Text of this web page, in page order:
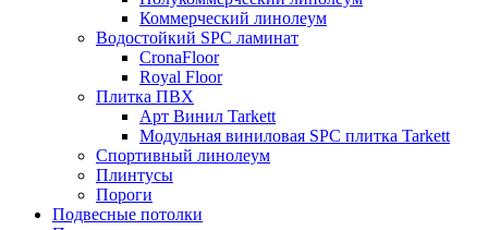
Коммерческий линолеум
Водостойкий SPC ламинат
CronaFloor
Royal Floor
Плитка ПВХ
Арт Винил Tarkett
Модульная виниловая SPC плитка Tarkett
Спортивный линолеум
Плинтусы
Пороги
Подвесные потолки